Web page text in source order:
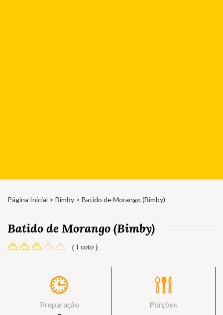
Página Inicial > Bimby > Batido de Morango (Bimby)
Batido de Morango (Bimby)
( 1 voto )
Preparação Porções